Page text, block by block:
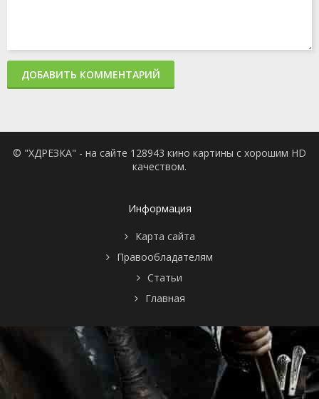
ДОБАВИТЬ КОММЕНТАРИЙ
© "ХДРЕЗКА" - на сайте 128943 кино картины с хорошим HD
качеством.
Информация
Карта сайта
Правообладателям
Статьи
Главная